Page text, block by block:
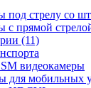
под стрелу со
с прямой
(11)
видеокамеры
для мобильных